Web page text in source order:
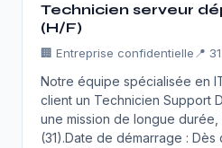
Technicien serveur
(H/F)
🏢 Entreprise confidentielle 📍
Notre équipe spécialisée en
client un Technicien Support
une mission de longue
(31).Date de démarrage : Dès